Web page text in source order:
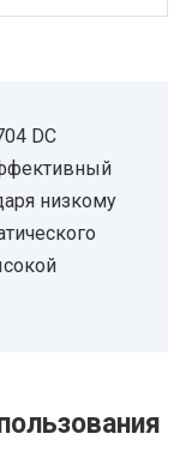
DC
низкому